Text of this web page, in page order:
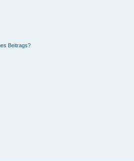
Beitrags?